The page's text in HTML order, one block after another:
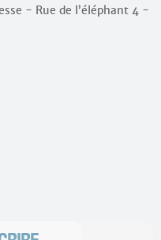
- Rue de l’éléphant 4 -